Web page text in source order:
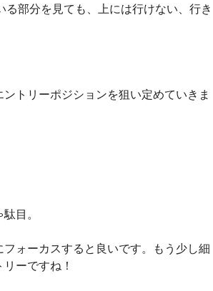
部分を見ても、上には行けない、行き
トリーポジションを狙い定めていきま
目。
ォーカスすると良いです。もう少し細
ーですね！